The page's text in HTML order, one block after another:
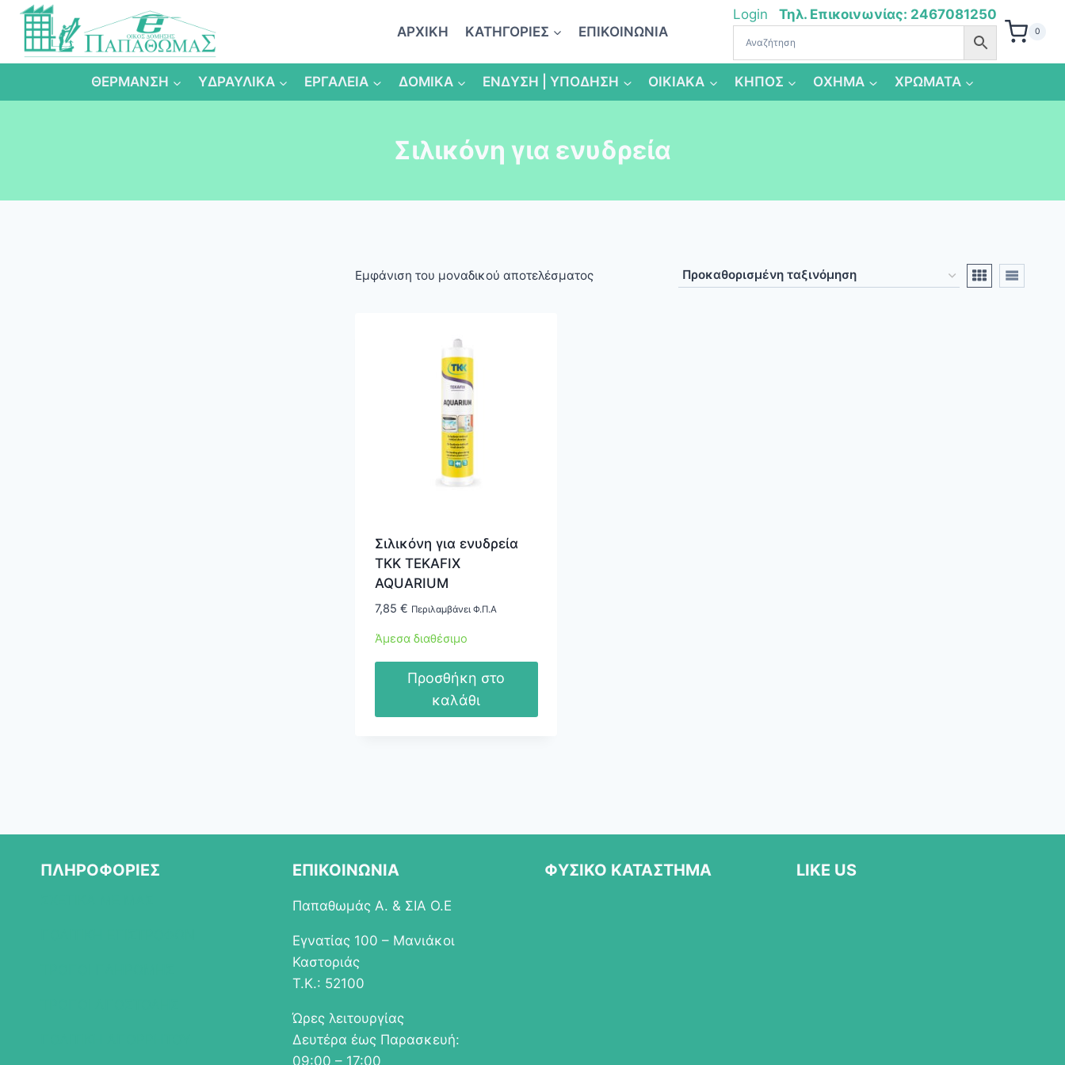
Skip
content
ΑΡΧΙΚΗ ΚΑΤΗΓΟΡΙΕΣ ΕΠΙΚΟΙΝΩΝΙΑ
Login Τηλ. Επικοινωνίας: 2467081250
0
ΘΕΡΜΑΝΣΗ ΥΔΡΑΥΛΙΚΑ ΕΡΓΑΛΕΙΑ ΔΟΜΙΚΑ ΕΝΔΥΣΗ | ΥΠΟΔΗΣΗ ΟΙΚΙΑΚΑ ΚΗΠΟΣ ΟΧΗΜΑ ΧΡΩΜΑΤΑ
Σιλικόνη για ενυδρεία
Εμφάνιση του μοναδικού αποτελέσματος
Σιλικόνη για ενυδρεία
TKK TEKAFIX
AQUARIUM
7,85 € Περιλαμβάνει Φ.Π.Α
Άμεσα διαθέσιμο
Προσθήκη στο
καλάθι
ΠΛΗΡΟΦΟΡΙΕΣ ΕΠΙΚΟΙΝΩΝΙΑ
Παπαθωμάς Α. & ΣΙΑ Ο.Ε
Εγνατίας 100 – Μανιάκοι
Καστοριάς
Τ.Κ.: 52100
Ώρες λειτουργίας
Δευτέρα έως Παρασκευή:
09:00 – 17:00
ΦΥΣΙΚΟ ΚΑΤΑΣΤΗΜΑ LIKE US